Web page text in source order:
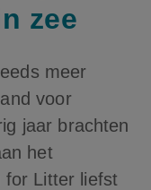
zee
meer
voor
jaar brachten
het
for Litter liefst